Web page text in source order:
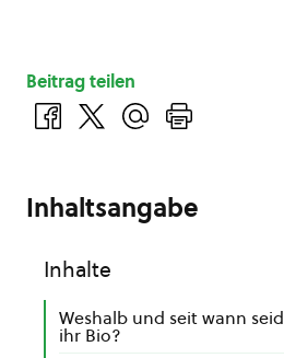
Beitrag teilen
Inhaltsangabe
Inhalte
Weshalb und seit wann seid
ihr Bio?